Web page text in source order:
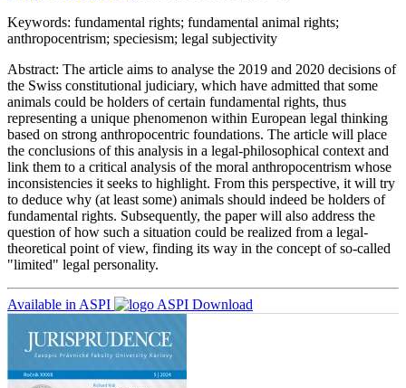
Keywords: fundamental rights; fundamental animal rights;
anthropocentrism; speciesism; legal subjectivity
Abstract: The article aims to analyse the 2019 and 2020 decisions of
the Swiss constitutional judiciary, which have admitted that some
animals could be holders of certain fundamental rights, thus
representing a unique phenomenon within European legal thinking
based on strong anthropocentric foundations. The article will place
the conclusions of this analysis in a legal-philosophical context and
link them to a critical analysis of the moral anthropocentrism whose
inconsistencies it seeks to highlight. From this perspective, it will try
to deduce why (at least some) animals should indeed be holders of
fundamental rights. Subsequently, the paper will also address the
question of how such a situation could be realized from a legal-
theoretical point of view, finding its way in the concept of so-called
"limited" legal personality.
Available in ASPI Download